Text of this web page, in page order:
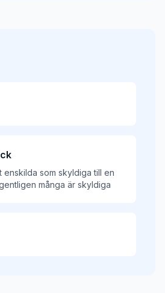
som skyldiga till en
många är skyldiga